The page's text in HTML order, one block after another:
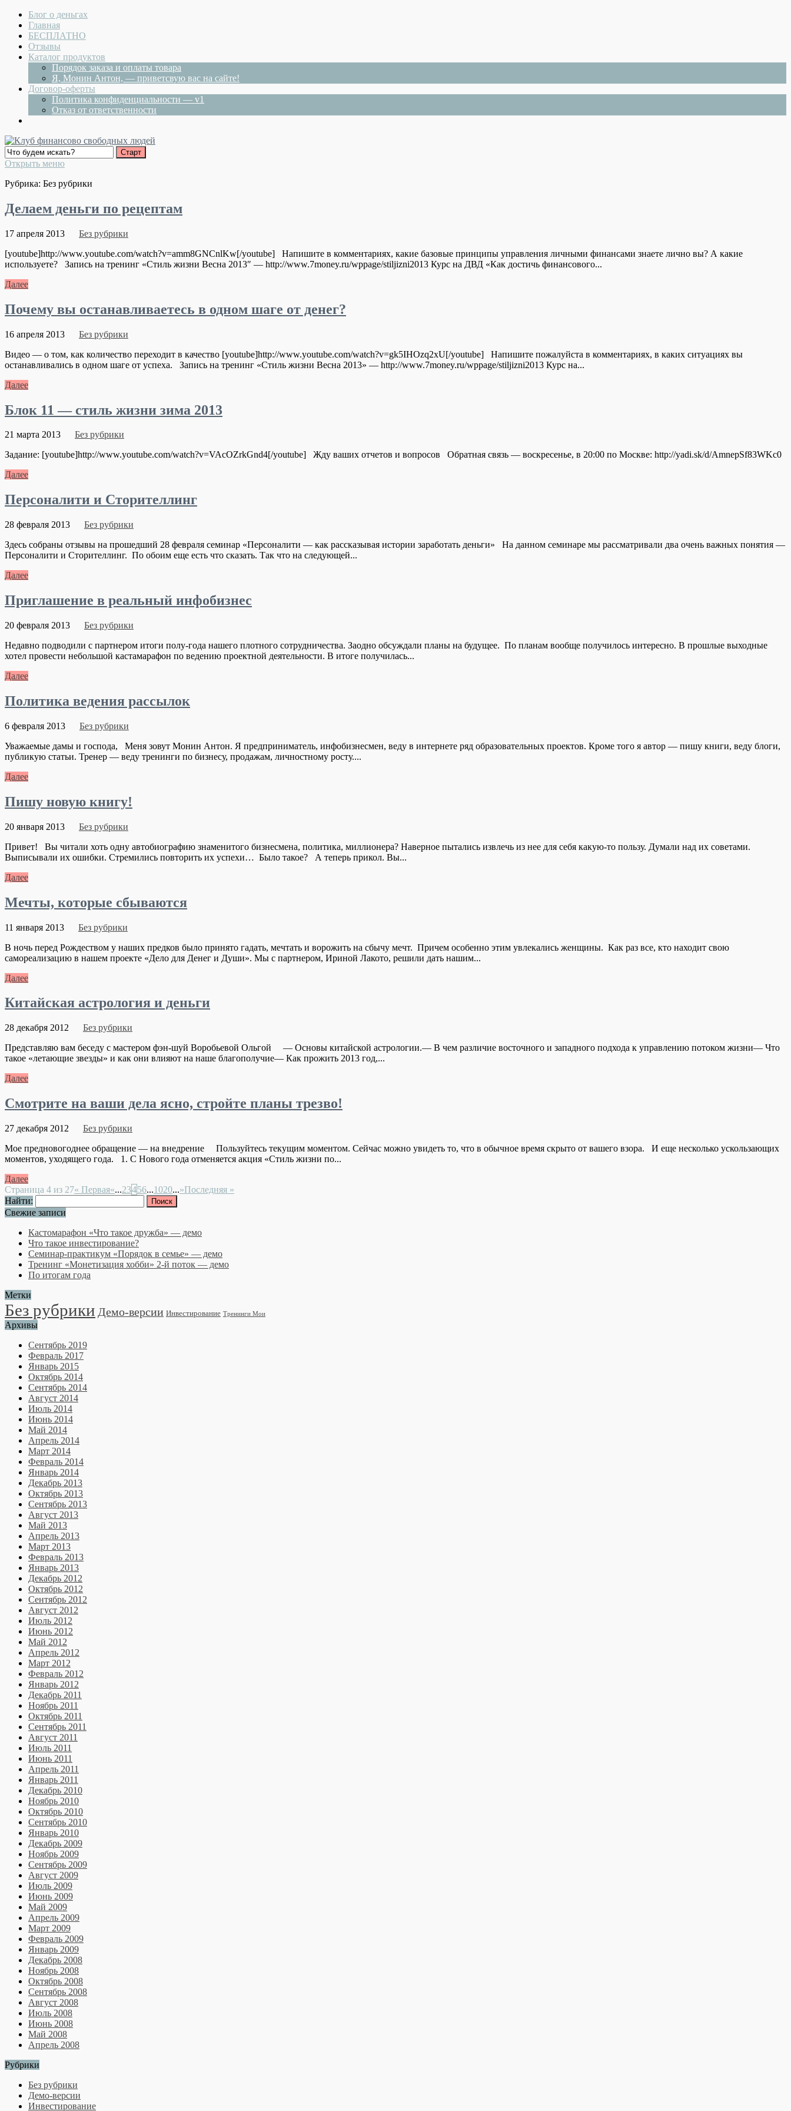
Блог о деньгах
Главная
БЕСПЛАТНО
Отзывы
Каталог продуктов
Порядок заказа и оплаты товара
Я, Монин Антон, — приветсвую вас на сайте!
Договор-оферты
Политика конфиденциальности — v1
Отказ от ответственности
Открыть меню
Рубрика: Без рубрики
Делаем деньги по рецептам
17 апреля 2013
Без рубрики
[youtube]http://www.youtube.com/watch?v=amm8GNCnlKw[/youtube] Напишите в комментариях, какие базовые принципы управления личными финансами знаете лично вы? А какие
используете? Запись на тренинг «Стиль жизни Весна 2013″ — http://www.7money.ru/wppage/stiljizni2013 Курс на ДВД «Как достичь финансового...
Далее
Почему вы останавливаетесь в одном шаге от денег?
16 апреля 2013
Без рубрики
Видео — о том, как количество переходит в качество [youtube]http://www.youtube.com/watch?v=gk5IHOzq2xU[/youtube] Напишите пожалуйста в комментариях, в каких ситуациях вы
останавливались в одном шаге от успеха. Запись на тренинг «Стиль жизни Весна 2013» — http://www.7money.ru/wppage/stiljizni2013 Курс на...
Далее
Блок 11 — стиль жизни зима 2013
21 марта 2013
Без рубрики
Задание: [youtube]http://www.youtube.com/watch?v=VAcOZrkGnd4[/youtube] Жду ваших отчетов и вопросов Обратная связь — воскресенье, в 20:00 по Москве: http://yadi.sk/d/AmnepSf83WKc0
Далее
Персоналити и Сторителлинг
28 февраля 2013
Без рубрики
Здесь собраны отзывы на прошедший 28 февраля семинар «Персоналити — как рассказывая истории заработать деньги» На данном семинаре мы рассматривали два очень важных понятия —
Персоналити и Сторителлинг. По обоим еще есть что сказать. Так что на следующей...
Далее
Приглашение в реальный инфобизнес
20 февраля 2013
Без рубрики
Недавно подводили с партнером итоги полу-года нашего плотного сотрудничества. Заодно обсуждали планы на будущее. По планам вообще получилось интересно. В прошлые выходные
хотел провести небольшой кастамарафон по ведению проектной деятельности. В итоге получилась...
Далее
Политика ведения рассылок
6 февраля 2013
Без рубрики
Уважаемые дамы и господа, Меня зовут Монин Антон. Я предприниматель, инфобизнесмен, веду в интернете ряд образовательных проектов. Кроме того я автор — пишу книги, веду блоги,
публикую статьи. Тренер — веду тренинги по бизнесу, продажам, личностному росту....
Далее
Пишу новую книгу!
20 января 2013
Без рубрики
Привет! Вы читали хоть одну автобиографию знаменитого бизнесмена, политика, миллионера? Наверное пытались извлечь из нее для себя какую-то пользу. Думали над их советами.
Выписывали их ошибки. Стремились повторить их успехи… Было такое? А теперь прикол. Вы...
Далее
Мечты, которые сбываются
11 января 2013
Без рубрики
В ночь перед Рождеством у наших предков было принято гадать, мечтать и ворожить на сбычу мечт. Причем особенно этим увлекались женщины. Как раз все, кто находит свою
самореализацию в нашем проекте «Дело для Денег и Души». Мы с партнером, Ириной Лакото, решили дать нашим...
Далее
Китайская астрология и деньги
28 декабря 2012
Без рубрики
Представляю вам беседу с мастером фэн-шуй Воробьевой Ольгой — Основы китайской астрологии.— В чем различие восточного и западного подхода к управлению потоком жизни— Что
такое «летающие звезды» и как они влияют на наше благополучие— Как прожить 2013 год,...
Далее
Смотрите на ваши дела ясно, стройте планы трезво!
27 декабря 2012
Без рубрики
Мое предновогоднее обращение — на внедрение Пользуйтесь текущим моментом. Сейчас можно увидеть то, что в обычное время скрыто от вашего взора. И еще несколько ускользающих
моментов, уходящего года. 1. С Нового года отменяется акция «Стиль жизни по...
Далее
Страница 4 из 27« Первая«...23456...1020...»Последняя »
Найти:
Свежие записи
Кастомарафон «Что такое дружба» — демо
Что такое инвестирование?
Семинар-практикум «Порядок в семье» — демо
Тренинг «Монетизация хобби» 2-й поток — демо
По итогам года
Метки
Без рубрики Демо-версии Инвестирование Тренинги Мои
Архивы
Сентябрь 2019
Февраль 2017
Январь 2015
Октябрь 2014
Сентябрь 2014
Август 2014
Июль 2014
Июнь 2014
Май 2014
Апрель 2014
Март 2014
Февраль 2014
Январь 2014
Декабрь 2013
Октябрь 2013
Сентябрь 2013
Август 2013
Май 2013
Апрель 2013
Март 2013
Февраль 2013
Январь 2013
Декабрь 2012
Октябрь 2012
Сентябрь 2012
Август 2012
Июль 2012
Июнь 2012
Май 2012
Апрель 2012
Март 2012
Февраль 2012
Январь 2012
Декабрь 2011
Ноябрь 2011
Октябрь 2011
Сентябрь 2011
Август 2011
Июль 2011
Июнь 2011
Апрель 2011
Январь 2011
Декабрь 2010
Ноябрь 2010
Октябрь 2010
Сентябрь 2010
Январь 2010
Декабрь 2009
Ноябрь 2009
Сентябрь 2009
Август 2009
Июль 2009
Июнь 2009
Май 2009
Апрель 2009
Март 2009
Февраль 2009
Январь 2009
Декабрь 2008
Ноябрь 2008
Октябрь 2008
Сентябрь 2008
Август 2008
Июль 2008
Июнь 2008
Май 2008
Апрель 2008
Рубрики
Без рубрики
Демо-версии
Инвестирование